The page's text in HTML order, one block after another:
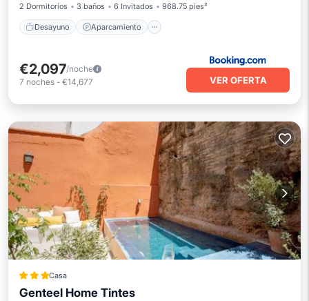
2 Dormitorios 3 baños 6 Invitados 968.75 pies²
Desayuno Aparcamiento
€2,097/noche
7 noches - €14,677 VER OFERTA
Casa
Genteel Home Tintes